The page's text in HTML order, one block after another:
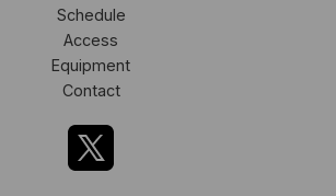
Schedule
Access
Equipment
Contact